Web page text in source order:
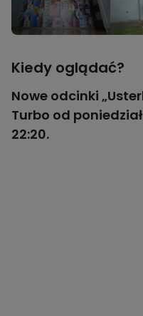
Kiedy oglądać?
Nowe odcinki
Turbo od
22:20.